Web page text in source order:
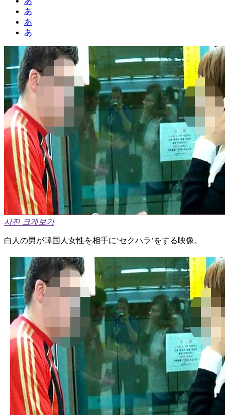
あ
あ
あ
사진 크게보기
白人の男が韓国人女性を相手に‘セクハラ’をする映像。